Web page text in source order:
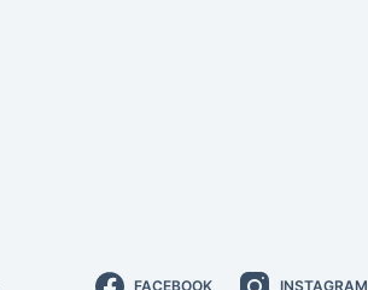
FACEBOOK INSTAGRAM